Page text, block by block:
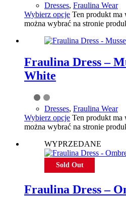
Dresses, Fraulina Wear
Wybierz opcje Ten produkt ma
można wybrać na stronie
Fraulina Dress –
White
Dresses, Fraulina Wear
Wybierz opcje Ten produkt ma
można wybrać na stronie
WYPRZEDANE
Sold Out
Fraulina Dress –